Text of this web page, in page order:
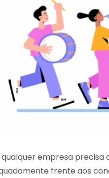
qualquer empresa
frente aos